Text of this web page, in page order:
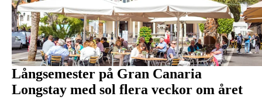
Långsemester på Gran Canaria
Longstay med sol flera veckor om året